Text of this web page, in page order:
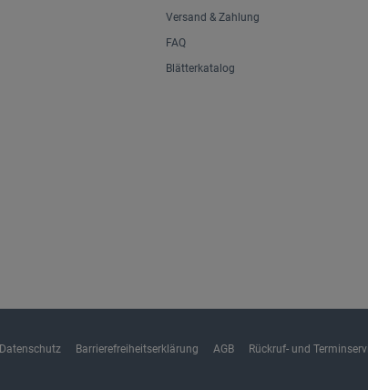
Versand & Zahlung
FAQ
Blätterkatalog
Datenschutz Barrierefreiheitserklärung AGB Rückruf- und